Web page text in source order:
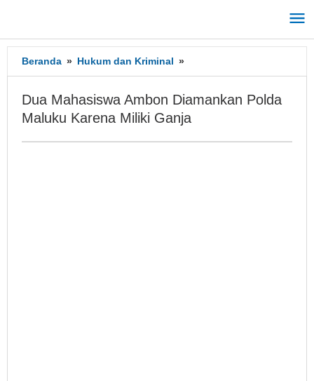
konten
Beranda » Hukum dan Kriminal »
Mahasiswa
Diamankan
Polda
Dua Mahasiswa Ambon Diamankan Polda
Maluku Karena Miliki Ganja